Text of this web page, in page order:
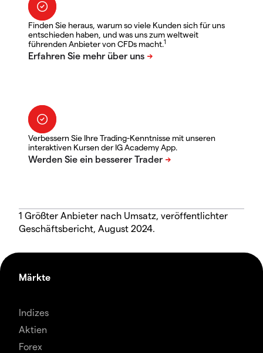
Finden Sie heraus, warum so viele Kunden sich für uns
entschieden haben, und was uns zum weltweit
führenden Anbieter von CFDs macht.1
Verbessern Sie Ihre Trading-Kenntnisse mit unseren
interaktiven Kursen der IG Academy App.
1 Größter Anbieter nach Umsatz, veröffentlichter
Geschäftsbericht, August 2024.
Märkte
Indizes
Aktien
Forex